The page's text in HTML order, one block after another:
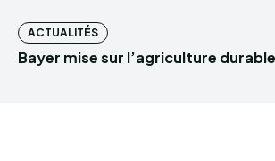
ACTUALITÉS
Bayer mise sur l’agriculture